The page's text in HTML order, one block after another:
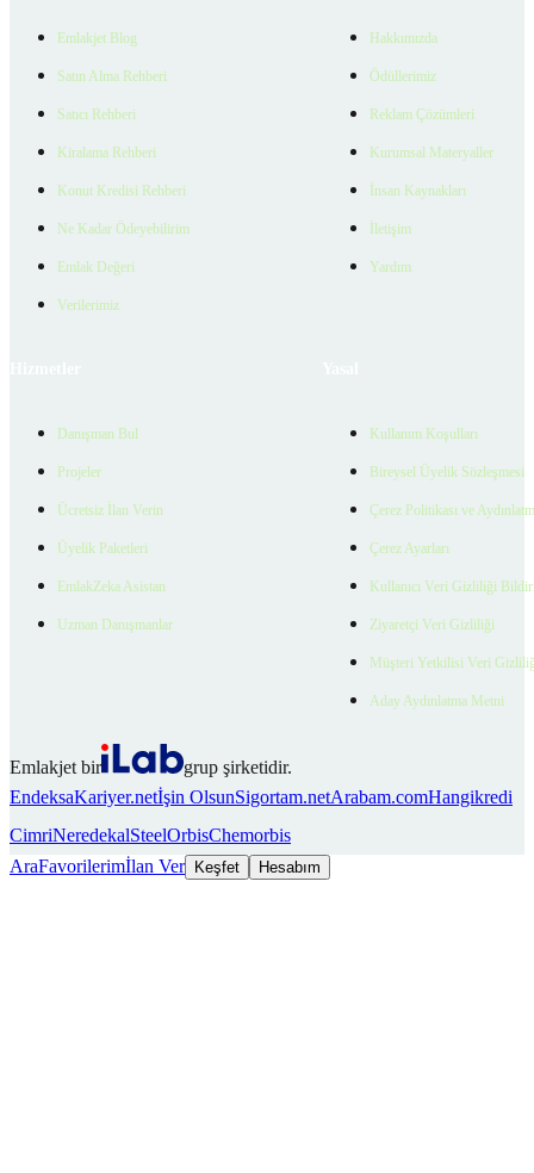
Emlakjet Blog
Satın Alma Rehberi
Satıcı Rehberi
Kiralama Rehberi
Konut Kredisi Rehberi
Ne Kadar Ödeyebilirim
Emlak Değeri
Verilerimiz
Hakkımızda
Ödüllerimiz
Reklam Çözümleri
Kurumsal Materyaller
İnsan Kaynakları
İletişim
Yardım
Danışman Bul
Projeler
Ücretsiz İlan Verin
Üyelik Paketleri
EmlakZeka Asistan
Uzman Danışmanlar
Kullanım Koşulları
Bireysel Üyelik Sözleşmesi
Çerez Politikası ve
Çerez Ayarları
Kullanıcı Veri Gizliliği
Ziyaretçi Veri Gizliliği
Müşteri Yetkilisi Veri
Aday Aydınlatma Metni
Emlakjet bir
grup şirketidir.
EndeksaKariyer.netİşin OlsunSigortam.netArabam.comHangikredi
CimriNeredekalSteelOrbisChemorbis
AraFavorilerimİlan Ver Keşfet Hesabım